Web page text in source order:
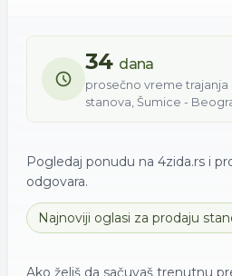
34 dana
prosečno vreme trajanja
stanova, Šumice -
Pogledaj ponudu na 4zida.rs i
odgovara.
Najnoviji oglasi za prodaju
Ako želiš da sačuvaš trenutnu